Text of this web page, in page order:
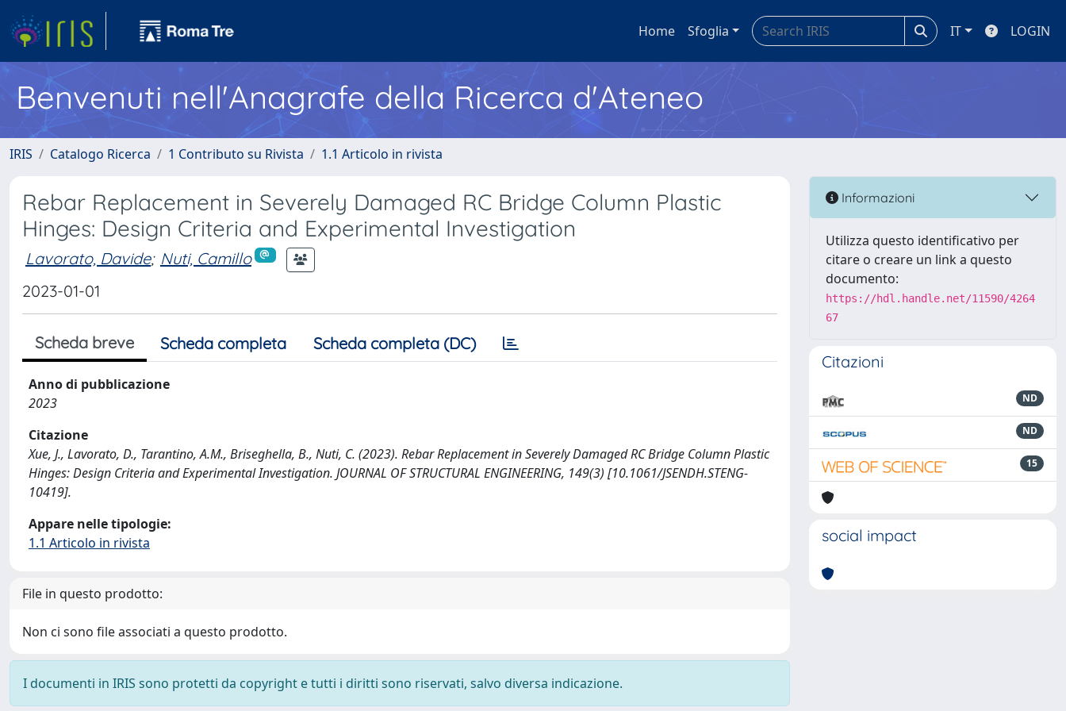
Home Sfoglia IT LOGIN
Benvenuti nell'Anagrafe della Ricerca d'Ateneo
IRIS Catalogo Ricerca 1 Contributo su Rivista 1.1 Articolo in rivista
Rebar Replacement in Severely Damaged RC Bridge Column Plastic
Hinges: Design Criteria and Experimental Investigation
Lavorato, Davide; Nuti, Camillo
2023-01-01
Scheda breve Scheda completa Scheda completa (DC)
Anno di pubblicazione
2023
Citazione
Xue, J., Lavorato, D., Tarantino, A.M., Briseghella, B., Nuti, C. (2023). Rebar Replacement in Severely Damaged RC Bridge Column Plastic
Hinges: Design Criteria and Experimental Investigation. JOURNAL OF STRUCTURAL ENGINEERING, 149(3) [10.1061/JSENDH.STENG-
10419].
Appare nelle tipologie:
1.1 Articolo in rivista
File in questo prodotto:
Non ci sono file associati a questo prodotto.
I documenti in IRIS sono protetti da copyright e tutti i diritti sono riservati, salvo diversa indicazione.
Informazioni
Utilizza questo identificativo per
citare o creare un link a questo
documento:
https://hdl.handle.net/11590/4264
67
Citazioni
ND
ND
15
social impact